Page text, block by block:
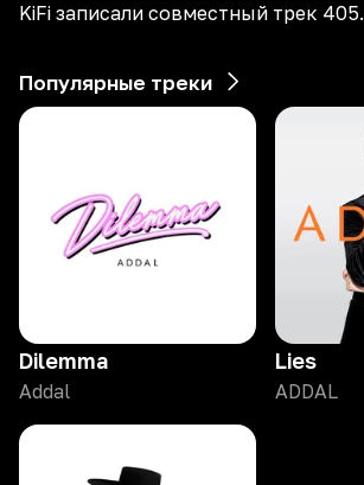
KiFi записали совместный трек 405.
Популярные треки
Dilemma
Addal
Lies
ADDAL